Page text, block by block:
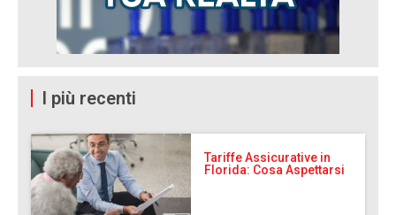
I più recenti
Tariffe Assicurative in
Florida: Cosa Aspettarsi